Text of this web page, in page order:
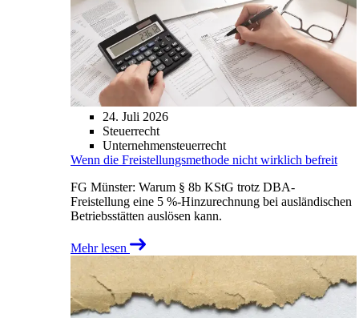
24. Juli 2026
Steuerrecht
Unternehmensteuerrecht
Wenn die Freistellungsmethode nicht wirklich befreit
FG Münster: Warum § 8b KStG trotz DBA-
Freistellung eine 5 %-Hinzurechnung bei ausländischen
Betriebsstätten auslösen kann.
Mehr lesen